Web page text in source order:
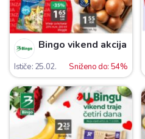
Bingo vikend akcija
Ističe: 25.02. Sniženo do: 54%